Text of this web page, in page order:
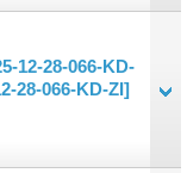
12-28-066-KD-
28-066-KD-ZI]